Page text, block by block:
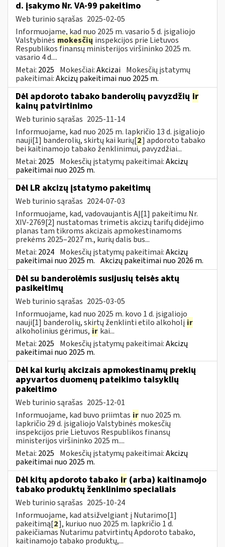
d. įsakymo Nr. VA-99 pakeitimo
Web turinio sąrašas 2025-02-05
Informuojame, kad nuo 2025 m. vasario 5 d. įsigaliojo
Valstybinės mokesčių inspekcijos prie Lietuvos
Respublikos finansų ministerijos viršininko 2025 m.
vasario 4 d....
Metai: 2025 Mokesčiai:Akcizai Mokesčių įstatymų
pakeitimai:Akcizų pakeitimai nuo 2025 m.
Dėl apdoroto tabako banderolių pavyzdžių ir
kainų patvirtinimo
Web turinio sąrašas 2025-11-14
Informuojame, kad nuo 2025 m. lapkričio 13 d. įsigaliojo
nauji[1] banderolių, skirtų kai kurių[2] apdoroto tabako
bei kaitinamojo tabako ženklinimui, pavyzdžiai...
Metai: 2025 Mokesčių įstatymų pakeitimai:Akcizų
pakeitimai nuo 2025 m.
Dėl LR akcizų įstatymo pakeitimų
Web turinio sąrašas 2024-07-03
Informuojame, kad, vadovaujantis AĮ[1] pakeitimu Nr.
XIV-2769[2] nustatomas trimetis akcizų tarifų didėjimo
planas tam tikroms akcizais apmokestinamoms
prekėms 2025–2027 m., kurių dalis bus...
Metai: 2024 Mokesčių įstatymų pakeitimai:Akcizų
pakeitimai nuo 2025 m. Akcizų pakeitimai nuo 2026 m.
Dėl su banderolėmis susijusių teisės aktų
pasikeitimų
Web turinio sąrašas 2025-03-05
Informuojame, kad nuo 2025 m. kovo 1 d. įsigaliojo
nauji[1] banderolių, skirtų ženklinti etilo alkoholį ir
alkoholinius gėrimus, ir kai...
Metai: 2025 Mokesčių įstatymų pakeitimai:Akcizų
pakeitimai nuo 2025 m.
Dėl kai kurių akcizais apmokestinamų prekių
apyvartos duomenų pateikimo taisyklių
pakeitimo
Web turinio sąrašas 2025-12-01
Informuojame, kad buvo priimtas ir nuo 2025 m.
lapkričio 29 d. įsigaliojo Valstybinės mokesčių
inspekcijos prie Lietuvos Respublikos finansų
ministerijos viršininko 2025 m....
Metai: 2025 Mokesčių įstatymų pakeitimai:Akcizų
pakeitimai nuo 2025 m.
Dėl kitų apdoroto tabako ir (arba) kaitinamojo
tabako produktų ženklinimo specialiais
Web turinio sąrašas 2025-10-24
Informuojame, kad atsižvelgiant į Nutarimo[1]
pakeitimą[2], kuriuo nuo 2025 m. lapkričio 1 d.
pakeičiamas Nutarimu patvirtintų Apdoroto tabako,
kaitinamojo tabako produktų,...